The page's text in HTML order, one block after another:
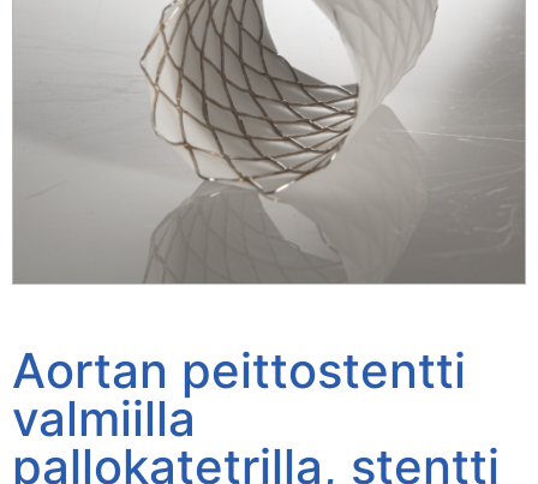
Aortan peittostentti
valmiilla
pallokatetrilla, stentti